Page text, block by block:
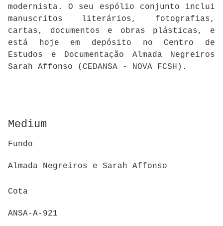
modernista. O seu espólio conjunto inclui
manuscritos literários, fotografias,
cartas, documentos e obras plásticas, e
está hoje em depósito no Centro de
Estudos e Documentação Almada Negreiros
Sarah Affonso (CEDANSA - NOVA FCSH).
Medium
Fundo
Almada Negreiros e Sarah Affonso
Cota
ANSA-A-921